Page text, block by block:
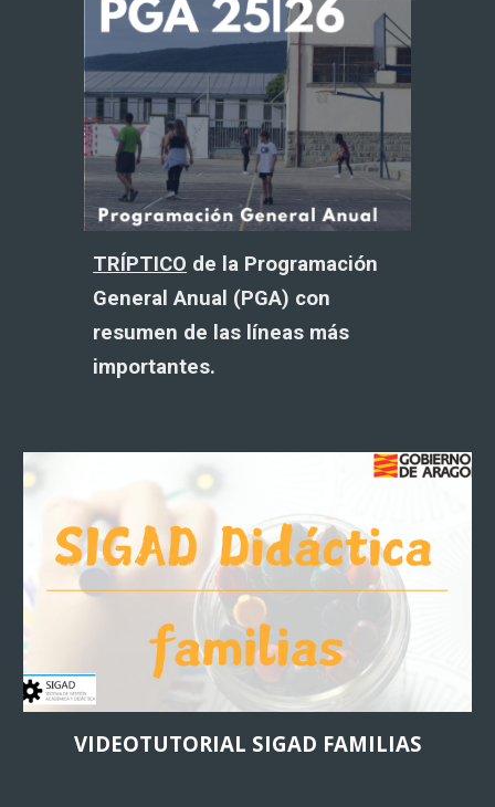
TRÍPTICO de la Programación
General Anual (PGA) con
resumen de las líneas más
importantes.
VIDEOTUTORIAL SIGAD FAMILIAS